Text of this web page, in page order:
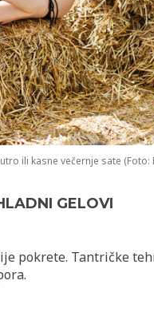
ili kasne večernje sate (Foto:
GELOVI
pokrete. Tantričke